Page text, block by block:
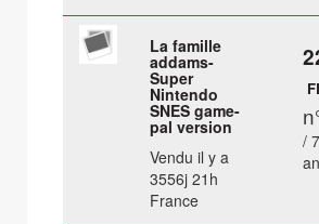
La famille
addams-
Super
Nintendo
SNES game-
pal version
Vendu il y a
3556j 21h
France
/